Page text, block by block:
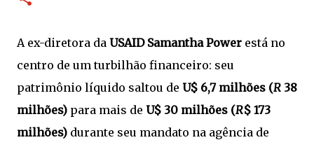
A ex-diretora da USAID Samantha Power está no
centro de um turbilhão financeiro: seu
patrimônio líquido saltou de U$ 6,7 milhões (R 38
milhões) para mais de U$ 30 milhões (R$ 173
milhões) durante seu mandato na agência de